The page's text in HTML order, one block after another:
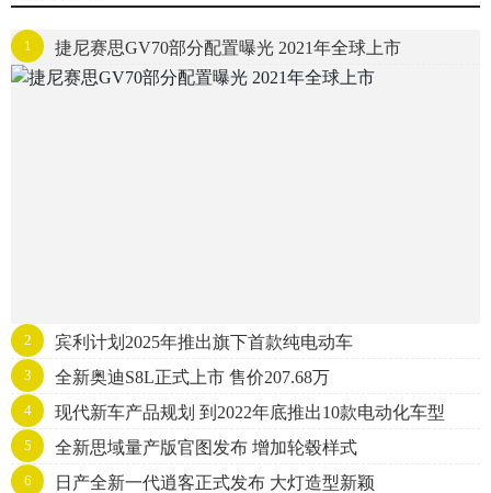
1 捷尼赛思GV70部分配置曝光 2021年全球上市
2 宾利计划2025年推出旗下首款纯电动车
3 全新奥迪S8L正式上市 售价207.68万
4 现代新车产品规划 到2022年底推出10款电动化车型
5 全新思域量产版官图发布 增加轮毂样式
6 日产全新一代逍客正式发布 大灯造型新颖